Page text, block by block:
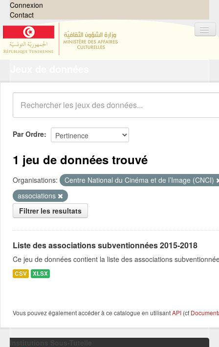
Connexion
Contact
Organisations
Groupes
Demandes 0
À propos
Par Ordre
1 jeu de données trouvé
Organisations:
Centre National du Cinéma et de l’Image (CNCI)
associations
Filtrer les resultats
Liste des associations subventionnées 2015-2018
Ce jeu de données contient la liste des associations
CSV XLSX
Vous pouvez également accéder à ce catalogue en utilisantAPI (cf